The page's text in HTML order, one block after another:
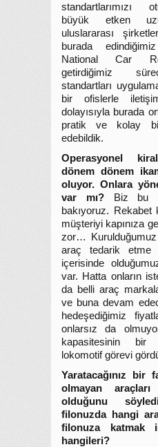
standartlarımızı
büyük etken
uluslararası
burada
National Car
getirdiğimiz
standartları
bir ofislerle
dolayısıyla burada
pratik ve kolay
edebildik.
Operasyonel
dönem dönem
oluyor. Onlara
var mı?Biz bu
bakıyoruz. Rekabet
müşteriyi kapınıza
zor…
araç tedarik etme
içerisinde
var. Hatta onların
da belli araç
ve buna devam
hedeşediğimiz
onlarsız da
kapasitesinin bir
lokomotif görevi
Yaratacağınız bir
olmayan
olduğunu
filonuzda hangi
filonuza katmak
hangileri?